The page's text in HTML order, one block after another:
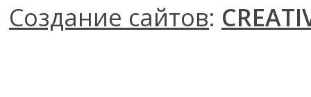
Создание сайтов: